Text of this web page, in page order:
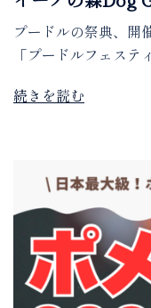
プードルの祭典、開
「プードルフェス
続きを読む